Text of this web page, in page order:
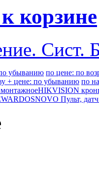
корзине
Сист.
убыванию по цене: по
+ цене: по убыванию по
HIKVISION
OSNOVO Пульт,